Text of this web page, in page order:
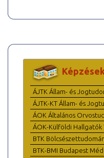
ÁJTK Állam- és
ÁJTK-KT Állam- és
ÁOK Általános
ÁOK-Külföldi Hallgatók
BTK
BTK-BMI Budapest